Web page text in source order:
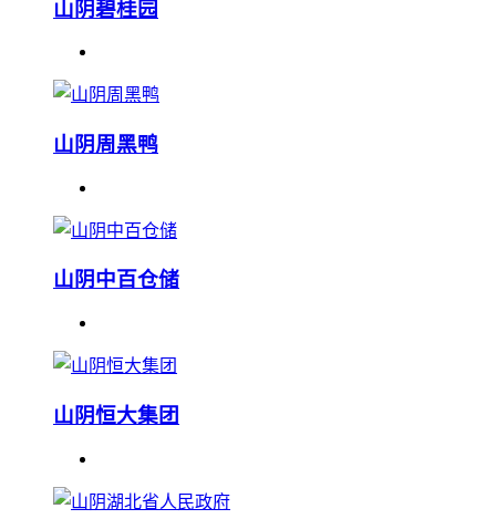
山阴碧桂园
山阴周黑鸭
山阴中百仓储
山阴恒大集团